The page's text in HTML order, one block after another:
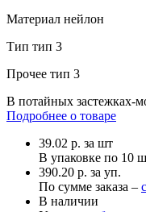
Материал нейлон
Тип тип 3
Прочее тип 3
В потайных застежках-
Подробнее о товаре
39.02 р. за шт
В упаковке по 10
390.20 р. за уп.
По сумме заказа –
В наличии